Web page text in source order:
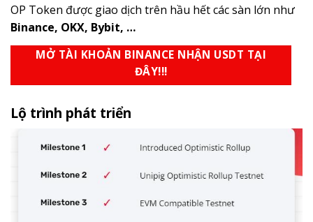
OP Token được giao dịch trên hầu hết các sàn lớn như
Binance, OKX, Bybit, …
MỞ TÀI KHOẢN BINANCE NHẬN USDT TẠI
ĐÂY!!!
Lộ trình phát triển